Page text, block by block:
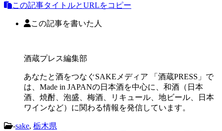
この記事タイトルとURLをコピー
この記事を書いた人
酒蔵プレス編集部
あなたと酒をつなぐSAKEメディア 「酒蔵PRESS」で
は、Made in JAPANの日本酒を中心に、和酒（日本
酒、焼酎、泡盛、梅酒、リキュール、地ビール、日本
ワインなど）に関わる情報を発信しています。
-sake, 栃木県